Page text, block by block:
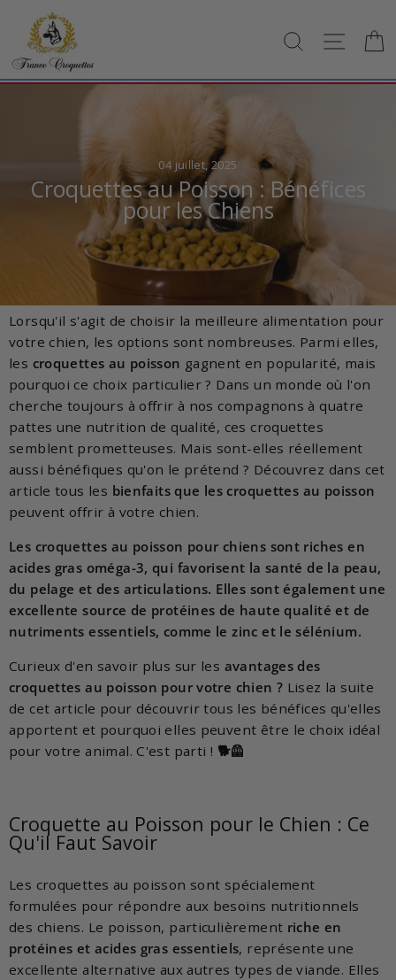
contenu
04 juillet, 2025
Croquettes au Poisson : Bénéfices
pour les Chiens
Lorsqu'il s'agit de choisir la meilleure alimentation pour
votre chien, les options sont nombreuses. Parmi elles,
les croquettes au poisson gagnent en popularité, mais
pourquoi ce choix particulier ? Dans un monde où l'on
cherche toujours à offrir à nos compagnons à quatre
pattes une nutrition de qualité, ces croquettes
semblent prometteuses. Mais sont-elles réellement
aussi bénéfiques qu'on le prétend ? Découvrez dans cet
article tous les bienfaits que les croquettes au poisson
peuvent offrir à votre chien.
Les croquettes au poisson pour chiens sont riches en
acides gras oméga-3, qui favorisent la santé de la peau,
du pelage et des articulations. Elles sont également une
excellente source de protéines de haute qualité et de
nutriments essentiels, comme le zinc et le sélénium.
Curieux d'en savoir plus sur les avantages des
croquettes au poisson pour votre chien ? Lisez la suite
de cet article pour découvrir tous les bénéfices qu'elles
apportent et pourquoi elles peuvent être le choix idéal
pour votre animal. C'est parti ! 🐕🦺
Croquette au Poisson pour le Chien : Ce
Qu'il Faut Savoir
Les croquettes au poisson sont spécialement
formulées pour répondre aux besoins nutritionnels
des chiens. Le poisson, particulièrement riche en
protéines et acides gras essentiels, représente une
excellente alternative aux autres types de viande. Elles